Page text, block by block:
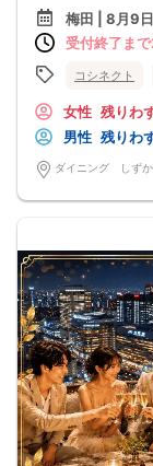
■その他
・独身者限定です。(既
・服装は自由です。(カ
・完全禁煙（喫煙は指
・最小開催人数：2対2
・中止判断タイミング
------------
■最少催行人数
男女6対6
イベント開催2時間前ま
フード：あり
ドリンク：ウーロン茶
金となります）
------------
のでご注意下さい）
※当日キャンセルは他
※お客様都合でキャン
イベント日〜21日前
10日前〜当日は料金
キャンペーンなどで女
1200円をキャンセル
※無断キャンセルやキ
次回からの当イベント
※遅刻される場合は必
※途中退室はできませ
やむを得ず途中退室を
梅田 | 8月9
受付終了ま
コシネクト
女性 残りわ
男性 残りわ